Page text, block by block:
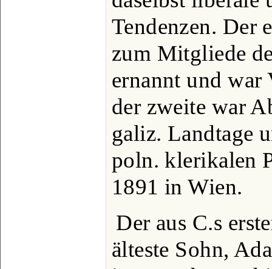
Tendenzen. Der
zum Mitgliede
ernannt und war
der zweite war
galiz. Landtage
poln. klerikalen
1891 in Wien.
Der aus C.s
älteste Sohn,